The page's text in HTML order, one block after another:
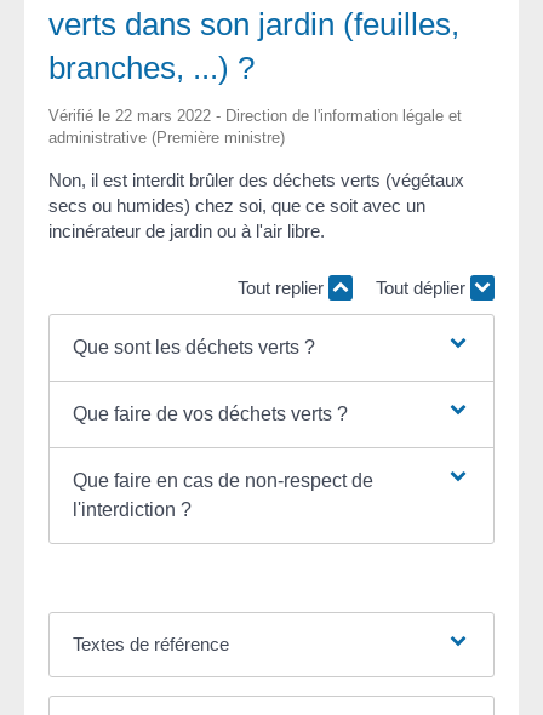
verts dans son jardin (feuilles,
branches, ...) ?
Vérifié le 22 mars 2022 - Direction de l'information légale et
administrative (Première ministre)
Non, il est interdit brûler des déchets verts (végétaux
secs ou humides) chez soi, que ce soit avec un
incinérateur de jardin ou à l'air libre.
Tout replier Tout déplier
Que sont les déchets verts ?
Que faire de vos déchets verts ?
Que faire en cas de non-respect de
l'interdiction ?
Textes de référence